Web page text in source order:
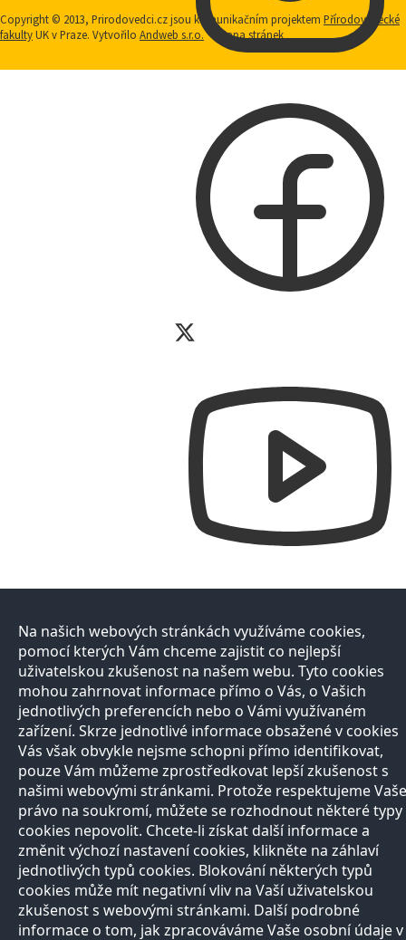
Copyright © 2013, Prirodovedci.cz jsou komunikačním projektem Přírodovědecké
fakultyUK v Praze. Vytvořilo Andweb s.r.o. Mapa stránek
Na našich webových stránkách využíváme cookies,
pomocí kterých Vám chceme zajistit co nejlepší
uživatelskou zkušenost na našem webu. Tyto cookies
mohou zahrnovat informace přímo o Vás, o Vašich
jednotlivých preferencích nebo o Vámi využívaném
zařízení. Skrze jednotlivé informace obsažené v cookies
Vás však obvykle nejsme schopni přímo identifikovat,
pouze Vám můžeme zprostředkovat lepší zkušenost s
našimi webovými stránkami. Protože respektujeme Vaše
právo na soukromí, můžete se rozhodnout některé typy
cookies nepovolit. Chcete-li získat další informace a
změnit výchozí nastavení cookies, klikněte na záhlaví
jednotlivých typů cookies. Blokování některých typů
cookies může mít negativní vliv na Vaší uživatelskou
zkušenost s webovými stránkami. Další podrobné
informace o tom, jak zpracováváme Vaše osobní údaje v